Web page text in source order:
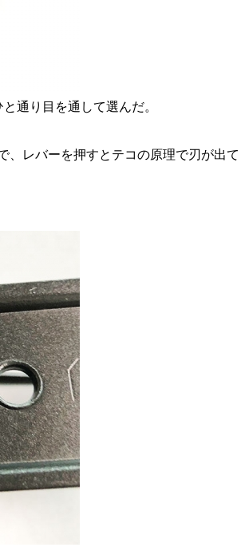
通り目を通して選んだ。
、レバーを押すとテコの原理で刃が出て